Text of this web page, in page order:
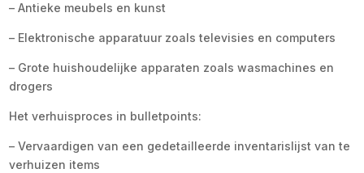
– Antieke meubels en kunst
– Elektronische apparatuur zoals televisies en computers
– Grote huishoudelijke apparaten zoals wasmachines en
drogers
Het verhuisproces in bulletpoints:
– Vervaardigen van een gedetailleerde inventarislijst van te
verhuizen items